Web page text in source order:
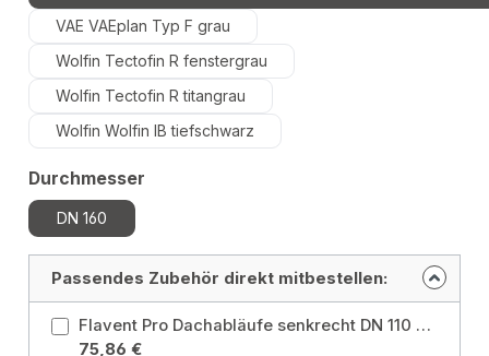
VAE VAEplan Typ F grau
Wolfin Tectofin R fenstergrau
Wolfin Tectofin R titangrau
Wolfin Wolfin IB tiefschwarz
Durchmesser
DN 160
Passendes Zubehör direkt mitbestellen:
Flavent Pro Dachabläufe senkrecht DN 110 mit mit Universal Klemm- und Schweißflansch ø 490mm Ausführung: Universal Klemm- und Schweißflansch für Bitumen und Kunststoff / Durchmesser: DN 110
75,86 €